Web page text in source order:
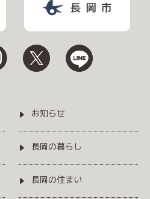
お知らせ
長岡の暮らし
長岡の住まい